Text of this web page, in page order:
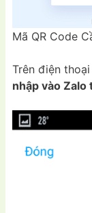
Mã QR Code
Trên điện
nhập vào